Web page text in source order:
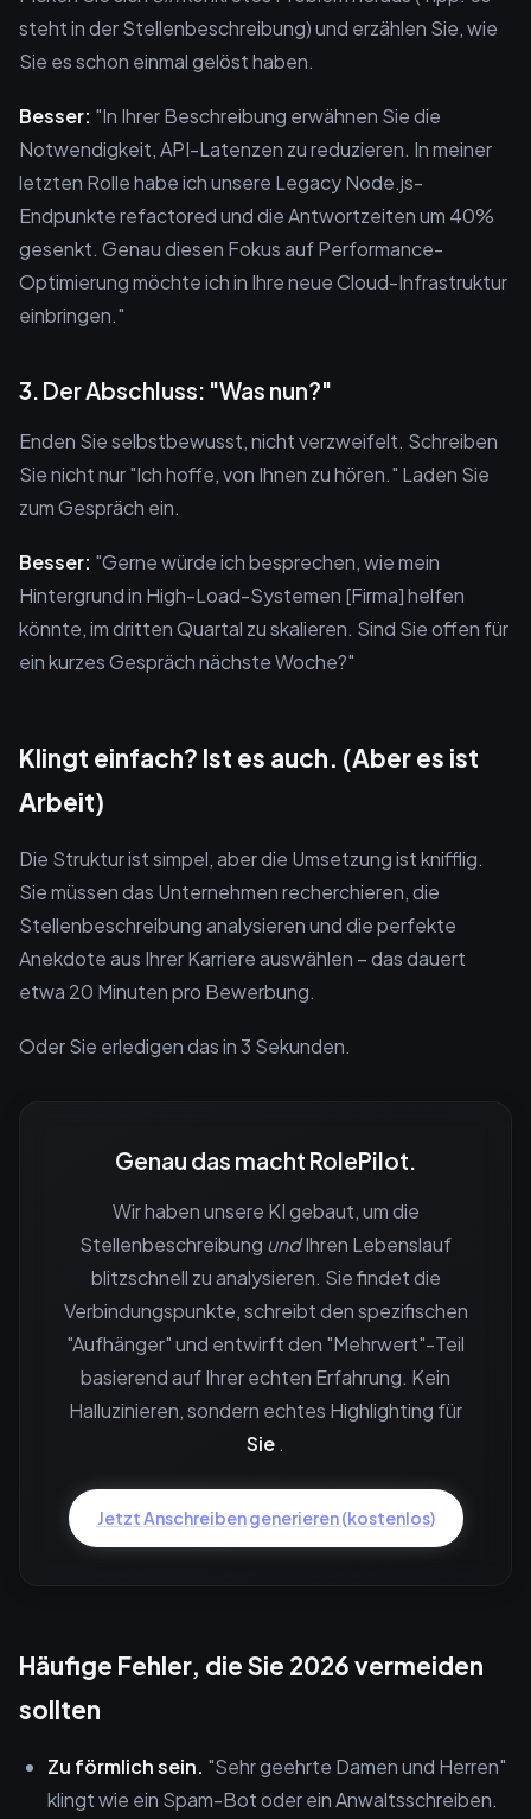
steht in der Stellenbeschreibung) und erzählen Sie, wie
Sie es schon einmal gelöst haben.
Besser: "In Ihrer Beschreibung erwähnen Sie die
Notwendigkeit, API-Latenzen zu reduzieren. In meiner
letzten Rolle habe ich unsere Legacy Node.js-
Endpunkte refactored und die Antwortzeiten um 40%
gesenkt. Genau diesen Fokus auf Performance-
Optimierung möchte ich in Ihre neue Cloud-Infrastruktur
einbringen."
3. Der Abschluss: "Was nun?"
Enden Sie selbstbewusst, nicht verzweifelt. Schreiben
Sie nicht nur "Ich hoffe, von Ihnen zu hören." Laden Sie
zum Gespräch ein.
Besser: "Gerne würde ich besprechen, wie mein
Hintergrund in High-Load-Systemen [Firma] helfen
könnte, im dritten Quartal zu skalieren. Sind Sie offen für
ein kurzes Gespräch nächste Woche?"
Klingt einfach? Ist es auch. (Aber es ist
Arbeit)
Die Struktur ist simpel, aber die Umsetzung ist knifflig.
Sie müssen das Unternehmen recherchieren, die
Stellenbeschreibung analysieren und die perfekte
Anekdote aus Ihrer Karriere auswählen – das dauert
etwa 20 Minuten pro Bewerbung.
Oder Sie erledigen das in 3 Sekunden.
Genau das macht RolePilot.
Wir haben unsere KI gebaut, um die
Stellenbeschreibung undIhren Lebenslauf
blitzschnell zu analysieren. Sie findet die
Verbindungspunkte, schreibt den spezifischen
"Aufhänger" und entwirft den "Mehrwert"-Teil
basierend auf Ihrer echten Erfahrung. Kein
Halluzinieren, sondern echtes Highlighting für
Sie .
Jetzt Anschreiben generieren (kostenlos)
Häufige Fehler, die Sie 2026 vermeiden
sollten
Zu förmlich sein. "Sehr geehrte Damen und Herren"
klingt wie ein Spam-Bot oder ein Anwaltsschreiben.